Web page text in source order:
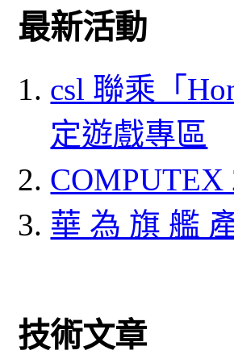
最新活動
csl 聯乘「
定遊戲專區
COMPUTEX
華 為 旗 艦
技術文章